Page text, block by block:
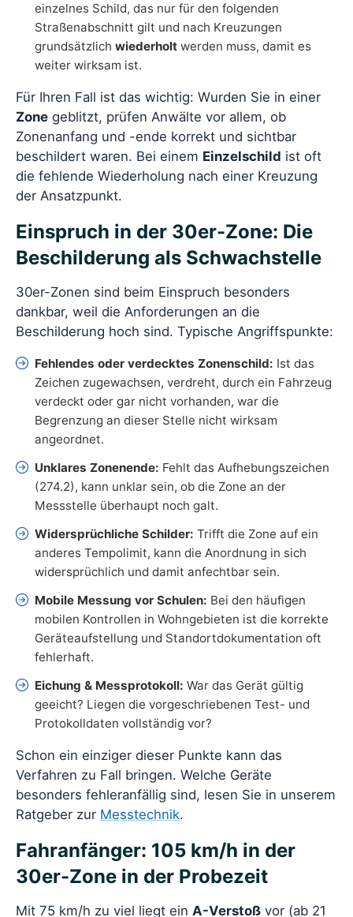
einzelnes Schild, das nur für den folgenden
Straßenabschnitt gilt und nach Kreuzungen
grundsätzlich wiederholt werden muss, damit es
weiter wirksam ist.
Für Ihren Fall ist das wichtig: Wurden Sie in einer
Zone geblitzt, prüfen Anwälte vor allem, ob
Zonenanfang und -ende korrekt und sichtbar
beschildert waren. Bei einem Einzelschild ist oft
die fehlende Wiederholung nach einer Kreuzung
der Ansatzpunkt.
Einspruch in der 30er-Zone: Die
Beschilderung als Schwachstelle
30er-Zonen sind beim Einspruch besonders
dankbar, weil die Anforderungen an die
Beschilderung hoch sind. Typische Angriffspunkte:
Fehlendes oder verdecktes Zonenschild: Ist das
Zeichen zugewachsen, verdreht, durch ein Fahrzeug
verdeckt oder gar nicht vorhanden, war die
Begrenzung an dieser Stelle nicht wirksam
angeordnet.
Unklares Zonenende: Fehlt das Aufhebungszeichen
(274.2), kann unklar sein, ob die Zone an der
Messstelle überhaupt noch galt.
Widersprüchliche Schilder: Trifft die Zone auf ein
anderes Tempolimit, kann die Anordnung in sich
widersprüchlich und damit anfechtbar sein.
Mobile Messung vor Schulen: Bei den häufigen
mobilen Kontrollen in Wohngebieten ist die korrekte
Geräteaufstellung und Standortdokumentation oft
fehlerhaft.
Eichung & Messprotokoll: War das Gerät gültig
geeicht? Liegen die vorgeschriebenen Test- und
Protokolldaten vollständig vor?
Schon ein einziger dieser Punkte kann das
Verfahren zu Fall bringen. Welche Geräte
besonders fehleranfällig sind, lesen Sie in unserem
Ratgeber zur Messtechnik.
Fahranfänger: 105 km/h in der
30er-Zone in der Probezeit
Mit 75 km/h zu viel liegt ein A-Verstoß vor (ab 21